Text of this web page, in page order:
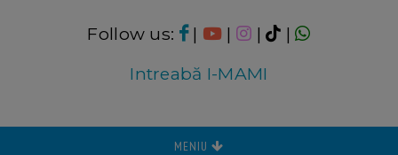
Follow us: | | |
|
Intreabă I-MAMI
MENIU